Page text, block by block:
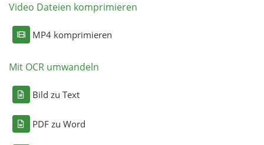
Video Dateien komprimieren
MP4 komprimieren
Mit OCR umwandeln
Bild zu Text
PDF zu Word